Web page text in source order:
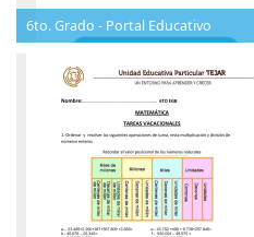
6to. Grado - Portal Educativo